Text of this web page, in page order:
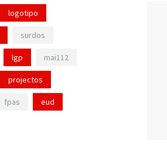
logotipo
surdos
lgp mai112
projectos
fpas eud